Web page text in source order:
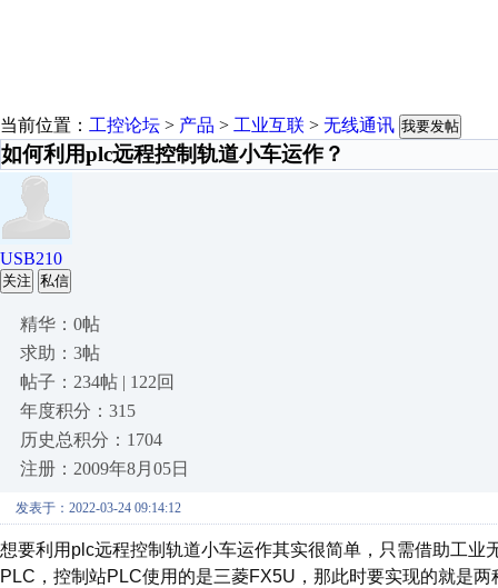
当前位置： 工控论坛 > 产品 > 工业互联 > 无线通讯 我要发帖
如何利用plc远程控制轨道小车运作？
USB210
关注 私信
精华：0帖
求助：3帖
帖子：234帖 | 122回
年度积分：315
历史总积分：1704
注册：2009年8月05日
发表于：2022-03-24 09:14:12
想要利用plc远程控制轨道小车运作其实很简单，只需借助工
PLC，控制站PLC使用的是三菱FX5U，那此时要实现的就是